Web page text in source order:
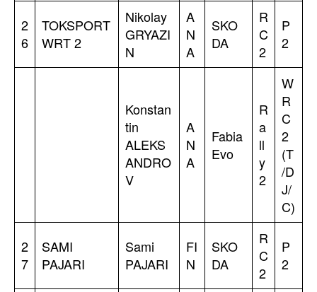
2
6
TOKSPORT
WRT 2
Nikolay
GRYAZI
N
A
N
A
SKO
DA
R
C
2
P
2
Konstan
tin
ALEKS
ANDRO
V
A
N
A
Fabia
Evo
R
a
ll
y
2
W
R
C
2
(T
/D
J/
C)
2
7
SAMI
PAJARI
Sami
PAJARI
FI
N
SKO
DA
R
C
2
P
2